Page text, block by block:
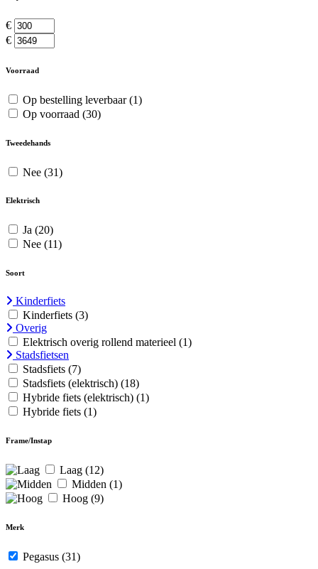
€
€
Voorraad
Op bestelling leverbaar(1)
Op voorraad (30)
Tweedehands
Nee (31)
Elektrisch
Ja (20)
Nee (11)
Soort
Kinderfiets
Kinderfiets (3)
Overig
Elektrisch overig rollend materieel (1)
Stadsfietsen
Stadsfiets (7)
Stadsfiets (elektrisch) (18)
Hybride fiets (elektrisch) (1)
Hybride fiets (1)
Frame/Instap
Laag (12)
Midden (1)
Hoog (9)
Merk
Pegasus (31)